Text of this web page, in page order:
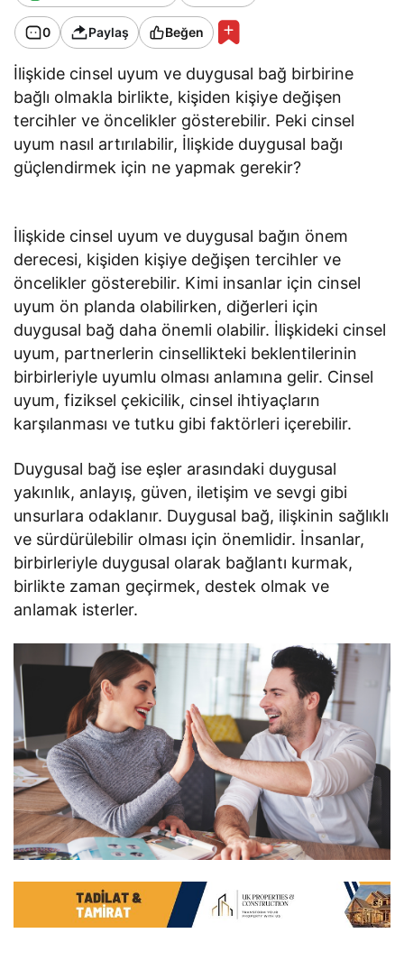
0 Paylaş Beğen
İlişkide cinsel uyum ve duygusal bağ birbirine
bağlı olmakla birlikte, kişiden kişiye değişen
tercihler ve öncelikler gösterebilir. Peki cinsel
uyum nasıl artırılabilir, İlişkide duygusal bağı
güçlendirmek için ne yapmak gerekir?
İlişkide cinsel uyum ve duygusal bağın önem
derecesi, kişiden kişiye değişen tercihler ve
öncelikler gösterebilir. Kimi insanlar için cinsel
uyum ön planda olabilirken, diğerleri için
duygusal bağ daha önemli olabilir. İlişkideki cinsel
uyum, partnerlerin cinsellikteki beklentilerinin
birbirleriyle uyumlu olması anlamına gelir. Cinsel
uyum, fiziksel çekicilik, cinsel ihtiyaçların
karşılanması ve tutku gibi faktörleri içerebilir.
Duygusal bağ ise eşler arasındaki duygusal
yakınlık, anlayış, güven, iletişim ve sevgi gibi
unsurlara odaklanır. Duygusal bağ, ilişkinin sağlıklı
ve sürdürülebilir olması için önemlidir. İnsanlar,
birbirleriyle duygusal olarak bağlantı kurmak,
birlikte zaman geçirmek, destek olmak ve
anlamak isterler.